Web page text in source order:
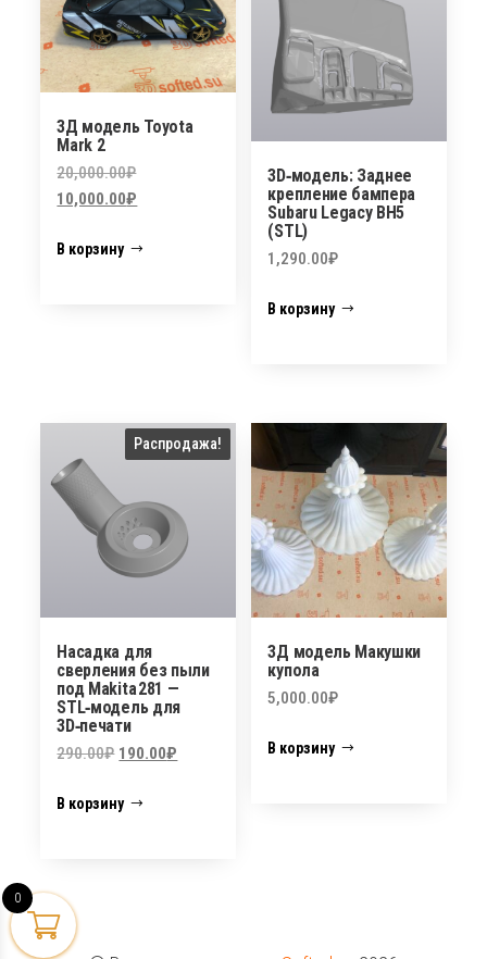
3Д модель Toyota
Mark 2
20,000.00₽Первоначальная
цена
20,000.00₽.
10,000.00₽
10,000.00₽.
В корзину
3D‑модель: Заднее
крепление бампера
Subaru Legacy BH5
(STL)
1,290.00₽
В корзину
Распродажа!
Насадка для
сверления без пыли
под Makita 281 —
STL‑модель для
3D‑печати
290.00₽ Первоначальная
составляла
190.00₽
В корзину
3Д модель Макушки
купола
5,000.00₽
В корзину
0